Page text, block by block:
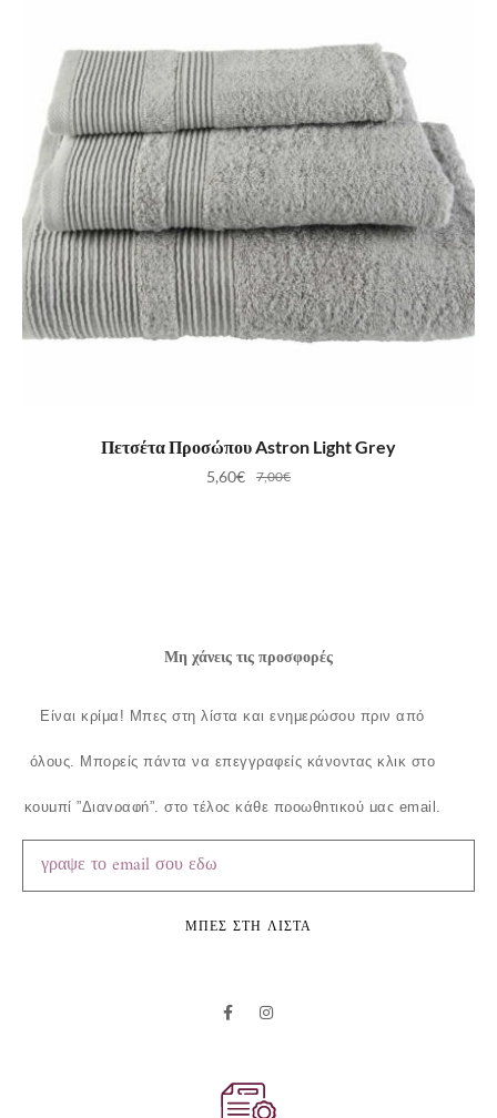
ΠΡΟΣΘΉΚΗ ΣΤΟ ΚΑΛΆΘΙ
Πετσέτα Προσώπου Astron Light Grey
7,00€
5,60€
Μη χάνεις τις προσφορές
Είναι κρίμα! Μπες στη λίστα και ενημερώσου πριν από
όλους. Μπορείς πάντα να επεγγραφείς κάνοντας κλικ στο
κουμπί ”Διαγραφή”, στο τέλος κάθε προωθητικού μας email.
ΜΠΕΣ ΣΤΗ ΛΙΣΤΑ